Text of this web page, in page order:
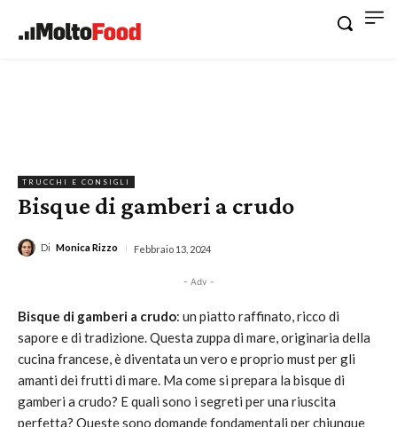
TRUCCHI E CONSIGLI
Bisque di gamberi a crudo
Di Monica Rizzo Febbraio 13, 2024
- Adv -
Bisque di gamberi a crudo: un piatto raffinato, ricco di
sapore e di tradizione. Questa zuppa di mare, originaria della
cucina francese, è diventata un vero e proprio must per gli
amanti dei frutti di mare. Ma come si prepara la bisque di
gamberi a crudo? E quali sono i segreti per una riuscita
perfetta? Queste sono domande fondamentali per chiunque